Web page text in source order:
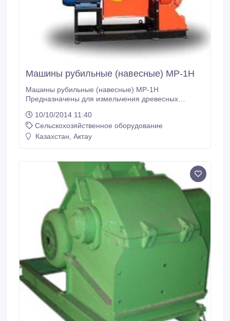
Машины рубильные (навесные) МР-1Н
Машины рубильные (навесные) МР-1Н
Предназначены для измельчения древесных
целью снижения затрат на их вывоз и утилизацию, а
также могут быть использованы для получения
щепы. Толщина срезаемой щепы может изменяться
10/10/2014 11:40
Сельскохозяйственное оборудование
Казахстан, Актау